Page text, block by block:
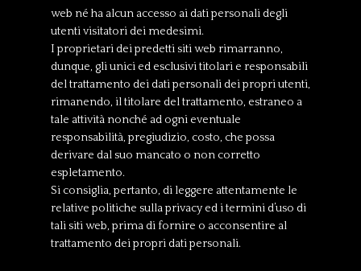
web né ha alcun accesso ai dati personali degli
utenti visitatori dei medesimi.
I proprietari dei predetti siti web rimarranno,
dunque, gli unici ed esclusivi titolari e responsabili
del trattamento dei dati personali dei propri utenti,
rimanendo, il titolare del trattamento, estraneo a
tale attività nonché ad ogni eventuale
responsabilità, pregiudizio, costo, che possa
derivare dal suo mancato o non corretto
espletamento.
Si consiglia, pertanto, di leggere attentamente le
relative politiche sulla privacy ed i termini d’uso di
tali siti web, prima di fornire o acconsentire al
trattamento dei propri dati personali.